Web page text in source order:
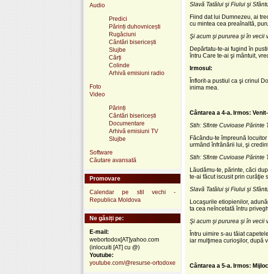
Slavă Tatălui şi Fiului şi
Fiind dat lui Dumnezeu, ai
cu mintea cea preaînaltă,
Şi acum şi pururea şi în vecii
Depărtatu-te-ai fugind în
întru Care te-ai şi mântuit,
Irmosul:
Înflorit-a pustiul ca şi crinul
inima mea.
Cântarea a 4-a. Irmos:
Stih: Sfinte Cuvioase Părinte
Făcându-te împreună
urmând înfrânării lui, şi
Stih: Sfinte Cuvioase Părinte
Lăudămu-te, părinte, căci
te-ai făcut iscusit prin curăţie
Slavă Tatălui şi Fiului şi
Locaşurile etiopienilor,
ta cea neîncetată întru
Şi acum şi pururea şi în vecii
Întru uimire s-au tăiat
iar mulţimea curioşilor, după
Cântarea a 5-a. Irmos:
Audio
Predici
Părinți duhovnicești
Rugăciuni
Cântări bisericești
Slujbe
Cărți
Colinde
Arhivă emisiuni radio
Foto
Video
Părinți
Cântări bisericești
Documentare
Arhivă emisiuni TV
Slujbe
Software
Căutare avansată
Promovare
Calendar pe stil vechi -
Republica Moldova
Ne găsiți pe:
E-mail:
webortodox[AT]yahoo.com
(inlocuiti [AT] cu @)
Youtube:
youtube.com/@resurse-ortodoxe